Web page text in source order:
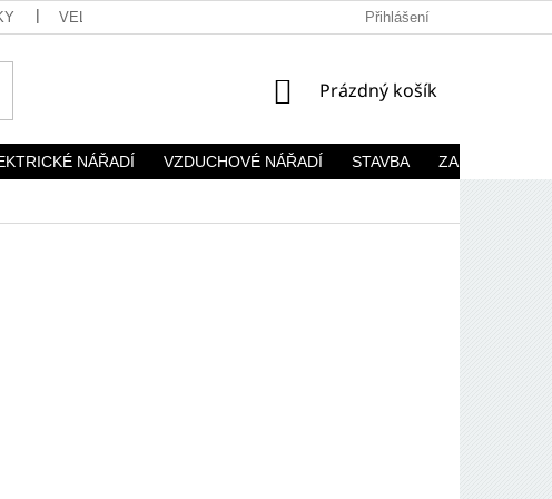
VELKOOBCHOD Přihlášení
NÁKUPNÍ
Prázdný košík
NÁŘADÍ VZDUCHOVÉ NÁŘADÍ STAVBA ZAHRADA